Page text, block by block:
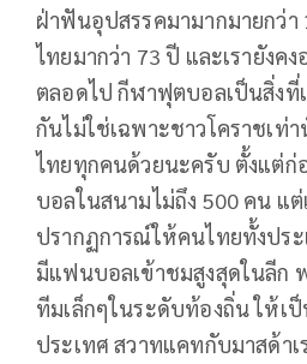
ฝ่าฟันอุปสรรคมามากมายกว่า
ไทยมากว่า 73 ปี และเรายังค
ตลอดไป กีฬาฟุตบอลเป็นสิ่งที่เ
กันไม่ใช่เฉพาะชาวโคราชเท่
ไทยทุกคนด้วยนะครับ ตั้งแต่
บอลในสนามไม่ถึง 500 คน แต่
ปรากฏการณ์ให้คนไทยทั้งปร
มีแฟนบอลเข้าชมสูงสุดในลีก
ทีมเล็กๆในระดับท้องถิ่น ให้เ
ประเทศ สวาทแคทกับมาสด้าเ